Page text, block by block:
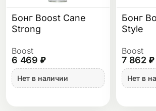
Бонг Boost Cane
Strong
Boost
6 469 ₽
Нет в наличии
Бонг
Style
Boost
7 862 ₽
Нет в